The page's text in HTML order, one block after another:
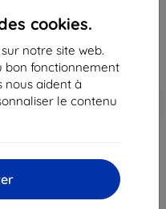
cookies.
notre site web.
bon fonctionnement
nous aident à
le contenu
Ajouter au
panier